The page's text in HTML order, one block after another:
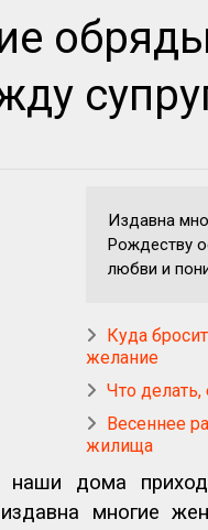
Издавна
Рождеству
любви и
Куда
желание
Что
Весеннее
жилища
дома
многие